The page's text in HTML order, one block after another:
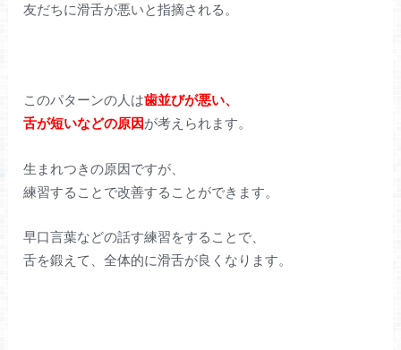
友だちに滑舌が悪いと指摘される。
このパターンの人は歯並びが悪い、
舌が短いなどの原因が考えられます。
生まれつきの原因ですが、
練習することで改善することができます。
早口言葉などの話す練習をすることで、
舌を鍛えて、全体的に滑舌が良くなります。